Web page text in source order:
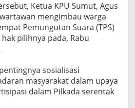
Ketua KPU Sumut, Agus
mengimbau warga
Pemungutan Suara (TPS)
pilihnya pada, Rabu
sosialisasi
masyarakat dalam upaya
dalam Pilkada serentak